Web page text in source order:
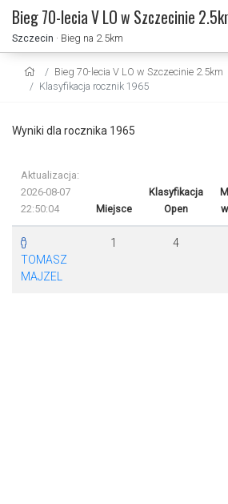
Bieg 70-lecia V LO w Szczecinie
Szczecin · Bieg na 2.5km
Bieg 70-lecia V LO w Szczecinie 2.5km
Klasyfikacja rocznik 1965
Wyniki dla rocznika 1965
Aktualizacja:
2026-08-07
22:50:04
Miejsce
Klasyfikacja
Open
TOMASZ
MAJZEL
1 4